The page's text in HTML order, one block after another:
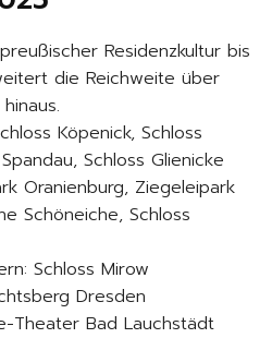
Residenzkultur bis
die Reichweite über
Köpenick, Schloss
Schloss Glienicke
Oranienburg, Ziegeleipark
Schöneiche, Schloss
Schloss Mirow
Dresden
Theater Bad Lauchstädt